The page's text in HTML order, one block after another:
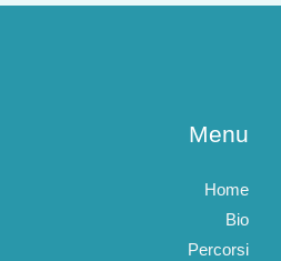
Menu
Home
Bio
Percorsi